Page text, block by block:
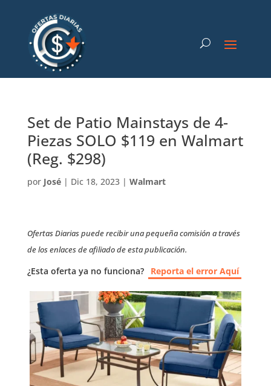
Set de Patio Mainstays de 4-
Piezas SOLO $119 en Walmart
(Reg. $298)
por José| Dic 18, 2023| Walmart
Ofertas Diarias puede recibir una pequeña comisión a través
de los enlaces de afiliado de esta publicación.
¿Esta oferta ya no funciona? Reporta el error Aquí